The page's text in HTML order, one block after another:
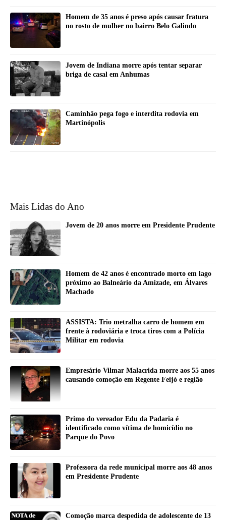
Homem de 35 anos é preso após causar fratura
no rosto de mulher no bairro Belo Galindo
Jovem de Indiana morre após tentar separar
briga de casal em Anhumas
Caminhão pega fogo e interdita rodovia em
Martinópolis
Mais Lidas do Ano
Jovem de 20 anos morre em Presidente Prudente
Homem de 42 anos é encontrado morto em lago
próximo ao Balneário da Amizade, em Álvares
Machado
ASSISTA: Trio metralha carro de homem em
frente à rodoviária e troca tiros com a Polícia
Militar em rodovia
Empresário Vilmar Malacrida morre aos 55 anos
causando comoção em Regente Feijó e região
Primo do vereador Edu da Padaria é
identificado como vítima de homicídio no
Parque do Povo
Professora da rede municipal morre aos 48 anos
em Presidente Prudente
Comoção marca despedida de adolescente de 13